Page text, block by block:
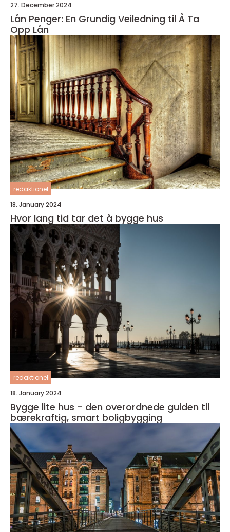
27. December 2024
Lån Penger: En Grundig Veiledning til Å Ta
Opp Lån
redaktionel
18. January 2024
Hvor lang tid tar det å bygge hus
redaktionel
18. January 2024
Bygge lite hus - den overordnede guiden til
bærekraftig, smart boligbygging